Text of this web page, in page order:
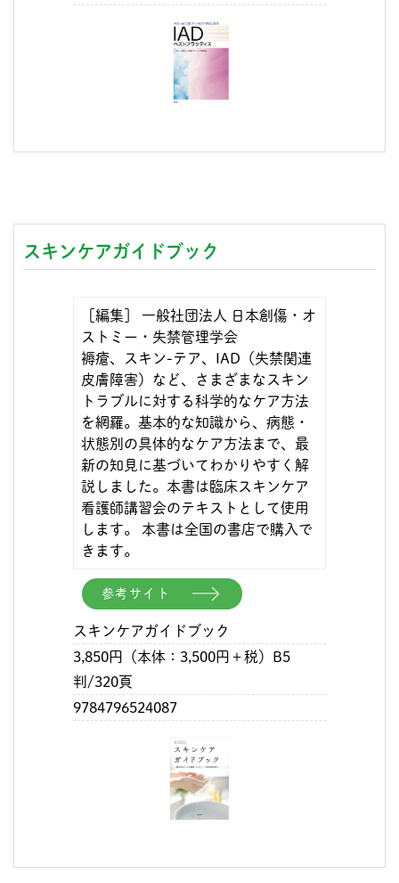
スキンケアガイドブック
［編集］ 一般社団法人 日本創傷・オ
ストミー・失禁管理学会
褥瘡、スキン-テア、IAD（失禁関連
皮膚障害）など、さまざまなスキン
トラブルに対する科学的なケア方法
を網羅。基本的な知識から、病態・
状態別の具体的なケア方法まで、最
新の知見に基づいてわかりやすく解
説しました。本書は臨床スキンケア
看護師講習会のテキストとして使用
します。 本書は全国の書店で購入で
きます。
参考サイト
スキンケアガイドブック
3,850円（本体：3,500円＋税）B5
判/320頁
9784796524087